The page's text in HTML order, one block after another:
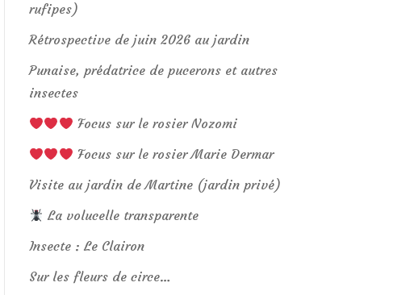
rufipes)
Rétrospective de juin 2026 au jardin
Punaise, prédatrice de pucerons et autres
insectes
Focus sur le rosier Nozomi
Focus sur le rosier Marie Dermar
Visite au jardin de Martine (jardin privé)
La volucelle transparente
Insecte : Le Clairon
Sur les fleurs de circe…